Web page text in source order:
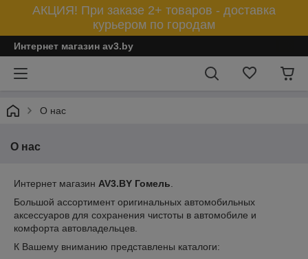
АКЦИЯ! При заказе 2+ товаров - доставка
курьером по городам
Интернет магазин av3.by
О нас
О нас
Интернет магазин AV3.BY Гомель
Большой ассортимент оригинальных автомобильных
аксессуаров для сохранения чистоты в автомобиле и
комфорта автовладельцев.
К Вашему вниманию представлены каталоги: